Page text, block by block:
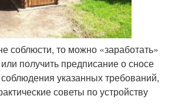
соблюсти, то можно «заработать»
получить предписание о сносе
указанных требований,
советы по устройству